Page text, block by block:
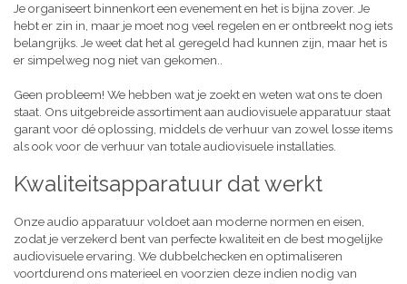
Je organiseert binnenkort een evenement en het is bijna zover. Je
hebt er zin in, maar je moet nog veel regelen en er ontbreekt nog iets
belangrijks. Je weet dat het al geregeld had kunnen zijn, maar het is
er simpelweg nog niet van gekomen..
Geen probleem! We hebben wat je zoekt en weten wat ons te doen
staat. Ons uitgebreide assortiment aan audiovisuele apparatuur staat
garant voor dé oplossing, middels de verhuur van zowel losse items
als ook voor de verhuur van totale audiovisuele installaties.
Kwaliteitsapparatuur dat werkt
Onze audio apparatuur voldoet aan moderne normen en eisen,
zodat je verzekerd bent van perfecte kwaliteit en de best mogelijke
audiovisuele ervaring. We dubbelchecken en optimaliseren
voortdurend ons materieel en voorzien deze indien nodig van